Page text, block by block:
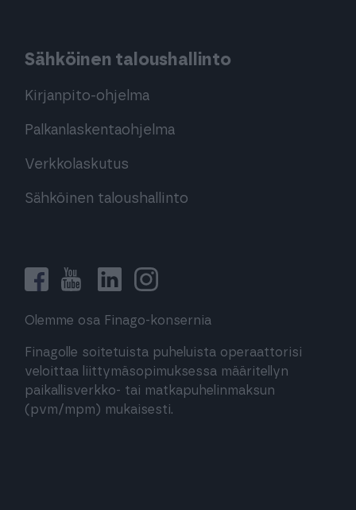
Sähköinen taloushallinto
Kirjanpito-ohjelma
Palkanlaskentaohjelma
Verkkolaskutus
Sähköinen taloushallinto
Olemme osa Finago-konsernia
Finagolle soitetuista puheluista operaattorisi
veloittaa liittymäsopimuksessa määritellyn
paikallisverkko- tai matkapuhelinmaksun
(pvm/mpm) mukaisesti.